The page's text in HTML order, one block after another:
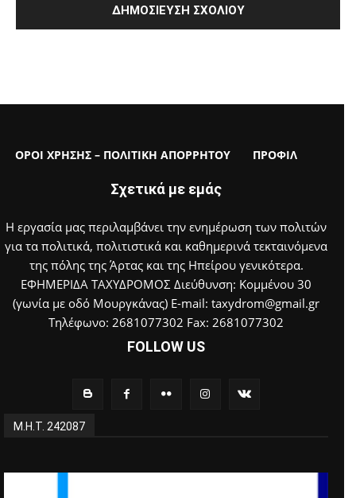
ΟΡΟΙ ΧΡΗΣΗΣ – ΠΟΛΙΤΙΚΗ ΑΠΟΡΡΗΤΟΥ ΠΡΟΦΙΛ
Σχετικά με εμάς
Η εργασία μας περιλαμβάνει την ενημέρωση των πολιτών
για τα πολιτικά, πολιτιστικά και καθημερινά τεκταινόμενα
της πόλης της Άρτας και της Ηπείρου γενικότερα.
ΕΦΗΜΕΡΙΔΑ ΤΑΧΥΔΡΟΜΟΣ Διεύθυνση: Κομμένου 30
(γωνία με οδό Μουργκάνας) E-mail: taxydrom@gmail.gr
Τηλέφωνο: 2681077302 Fax: 2681077302
FOLLOW US
Μ.Η.Τ. 242087